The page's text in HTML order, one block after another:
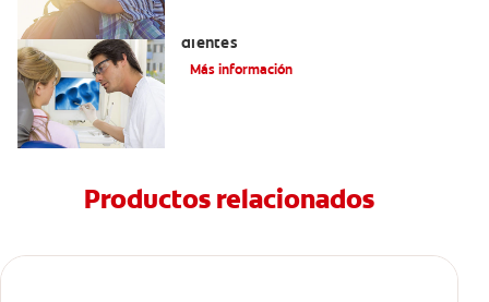
dientes
Más información
Productos relacionados